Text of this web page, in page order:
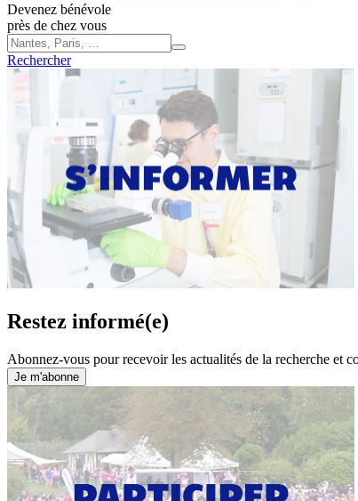
Devenez bénévole
près de chez vous
Rechercher
Restez informé(e)
Abonnez-vous pour recevoir les actualités de la recherche et
Je m'abonne